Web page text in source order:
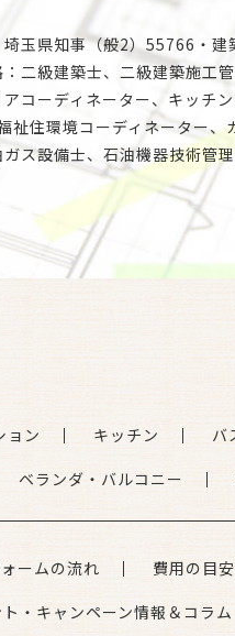
玉県知事（般2）55766・
二級建築士、二級建築施工
コーディネーター、キッチ
祉住環境コーディネーター
ス設備士、石油機器技術管
ョン キッチン バ
ベランダ・バルコニー
ームの流れ 費用の目安
・キャンペーン情報＆コラム